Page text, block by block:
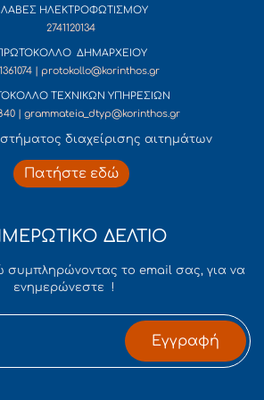
ΗΛΕΚΤΡΟΦΩΤΙΣΜΟΥ
2741120134
ΔΗΜΑΡΧΕΙΟΥ
| protokollo@korinthos.gr
ΤΕΧΝΙΚΩΝ ΥΠΗΡΕΣΙΩΝ
| grammateia_dtyp@korinthos.gr
διαχείρισης αιτημάτων
Πατήστε εδώ
ΔΕΛΤΙΟ
συμπληρώνοντας το email σας, για να
ενημερώνεστε !
Εγγραφή